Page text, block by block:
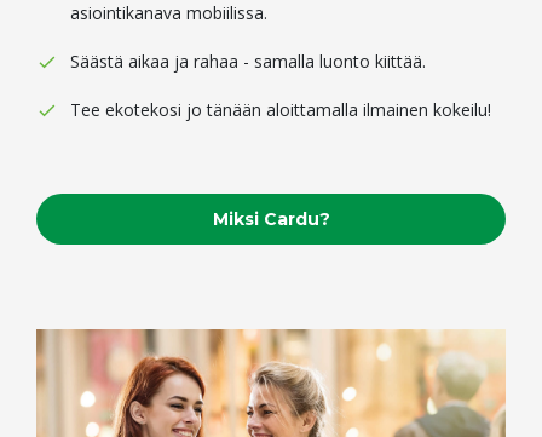
asiointikanava mobiilissa.
Säästä aikaa ja rahaa - samalla luonto kiittää.
Tee ekotekosi jo tänään aloittamalla ilmainen kokeilu! ​
Miksi Cardu?